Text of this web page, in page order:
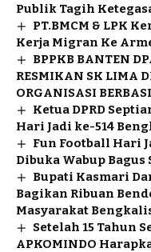
Publik Tagih
PT.BMCM & LPK
Kerja Migran Ke
BPPKB BANTEN
RESMIKAN SK LIMA
ORGANISASI
Ketua DPRD
Hari Jadi ke-514
Fun Football Hari
Dibuka Wabup Bagus
Bupati Kasmari
Bagikan Ribuan
Masyarakat
Setelah 15 Tahun
APKOMINDO